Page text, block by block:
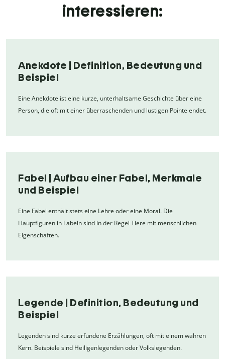
interessieren:
Anekdote | Definition, Bedeutung und
Beispiel
Eine Anekdote ist eine kurze, unterhaltsame Geschichte über eine
Person, die oft mit einer überraschenden und lustigen Pointe endet.
Fabel | Aufbau einer Fabel, Merkmale
und Beispiel
Eine Fabel enthält stets eine Lehre oder eine Moral. Die
Hauptfiguren in Fabeln sind in der Regel Tiere mit menschlichen
Eigenschaften.
Legende | Definition, Bedeutung und
Beispiel
Legenden sind kurze erfundene Erzählungen, oft mit einem wahren
Kern. Beispiele sind Heiligenlegenden oder Volkslegenden.